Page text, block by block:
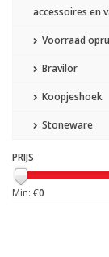
accessoires en
Voorraad
Bravilor
Koopjeshoek
Stoneware
PRIJS
Min: €0